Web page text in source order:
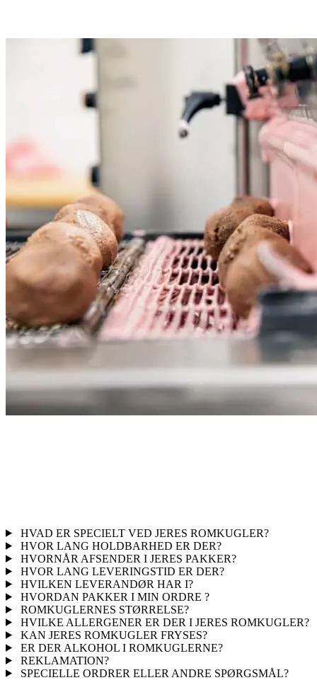
HVAD ER SPECIELT VED JERES ROMKUGLER?
HVOR LANG HOLDBARHED ER DER?
HVORNÅR AFSENDER I JERES PAKKER?
HVOR LANG LEVERINGSTID ER DER?
HVILKEN LEVERANDØR HAR I?
HVORDAN PAKKER I MIN ORDRE ?
ROMKUGLERNES STØRRELSE?
HVILKE ALLERGENER ER DER I JERES ROMKUGLER?
KAN JERES ROMKUGLER FRYSES?
ER DER ALKOHOL I ROMKUGLERNE?
REKLAMATION?
SPECIELLE ORDRER ELLER ANDRE SPØRGSMÅL?